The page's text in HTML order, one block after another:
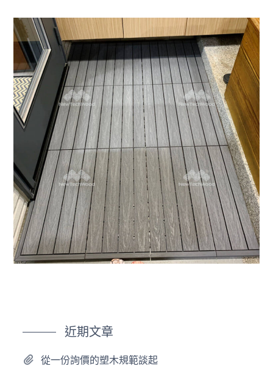
快組地板｜門口踏墊
快組地板 / 陽台露台
近期文章
從一份詢價的塑木規範談起